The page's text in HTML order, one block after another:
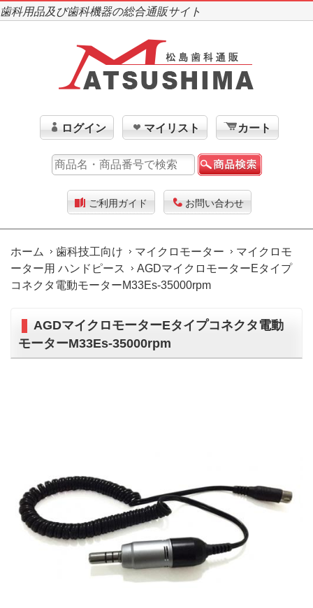
歯科用品及び歯科機器の総合通販サイト
ログイン マイリスト カート
ご利用ガイド お問い合わせ
ホーム 歯科技工向け マイクロモーター
マイクロモ
ーター用 ハンドピース
AGDマイクロモーターEタイプ
コネクタ電動モーターM33Es-35000rpm
AGDマイクロモーターEタイプコネクタ電動
モーターM33Es-35000rpm